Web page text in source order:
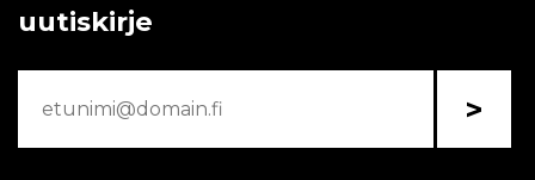
uutiskirje
>